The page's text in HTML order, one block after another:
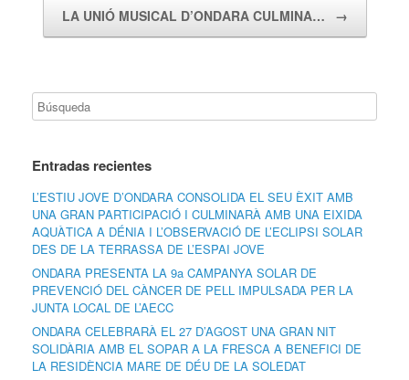
LA UNIÓ MUSICAL D’ONDARA CULMINA… →
Entradas recientes
L’ESTIU JOVE D’ONDARA CONSOLIDA EL SEU ÈXIT AMB
UNA GRAN PARTICIPACIÓ I CULMINARÀ AMB UNA EIXIDA
AQUÀTICA A DÉNIA I L’OBSERVACIÓ DE L’ECLIPSI SOLAR
DES DE LA TERRASSA DE L’ESPAI JOVE
ONDARA PRESENTA LA 9a CAMPANYA SOLAR DE
PREVENCIÓ DEL CÀNCER DE PELL IMPULSADA PER LA
JUNTA LOCAL DE L’AECC
ONDARA CELEBRARÀ EL 27 D’AGOST UNA GRAN NIT
SOLIDÀRIA AMB EL SOPAR A LA FRESCA A BENEFICI DE
LA RESIDÈNCIA MARE DE DÉU DE LA SOLEDAT